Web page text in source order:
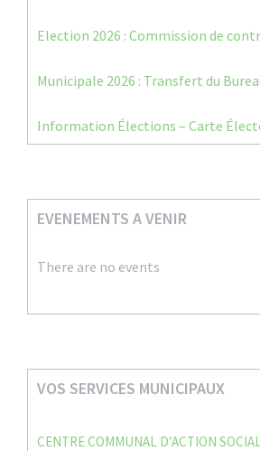
Election 2026 : Commission de
Municipale 2026 : Transfert du
Information Élections – Carte
EVENEMENTS A VENIR
There are no events
VOS SERVICES MUNICIPAUX
CENTRE COMMUNAL D’ACTION